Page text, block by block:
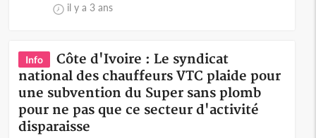
il y a 3 ans
Info
Côte d'Ivoire : Le syndicat
national des chauffeurs VTC plaide pour
une subvention du Super sans plomb
pour ne pas que ce secteur d'activité
disparaisse